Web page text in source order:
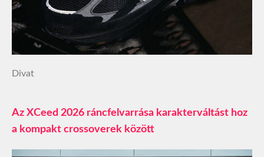
Divat
Az XCeed 2026 ráncfelvarrása karakterváltást hoz
a kompakt crossoverek között